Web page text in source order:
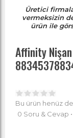
Üretici
vermeksizin
ürün ile
Affinity
Bu ürün henüz
0 Soru & Cevap •